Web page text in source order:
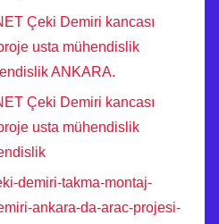
Çeki Demiri kancası
usta mühendislik
ANKARA.
Çeki Demiri kancası
usta mühendislik
demiri-takma-montaj-
ankara-da-arac-projesi-